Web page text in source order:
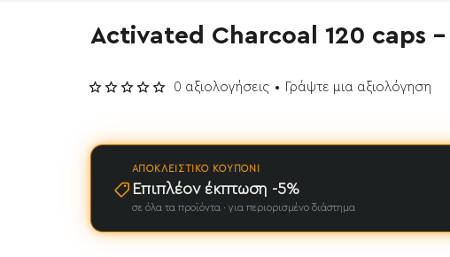
Activated Charcoal 120 caps -
ΑΠΟΚΛΕΙΣΤΙΚΌ ΚΟΥΠΌΝΙ
Επιπλέον έκπτωση -5%
σε όλα τα προϊόντα · για περιορισμένο διάστημα
0 αξιολογήσεις • Γράψτε μια αξιολόγηση